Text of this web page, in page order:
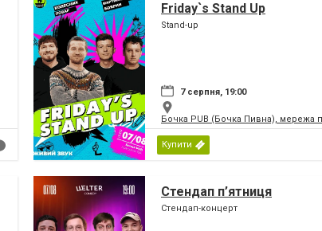
Friday`s Stand Up
Stand-up
7 серпня, 19:00
Бочка PUB (Бочка Пивна), мережа
Купити
Стендап п’ятниця
Стендап-концерт